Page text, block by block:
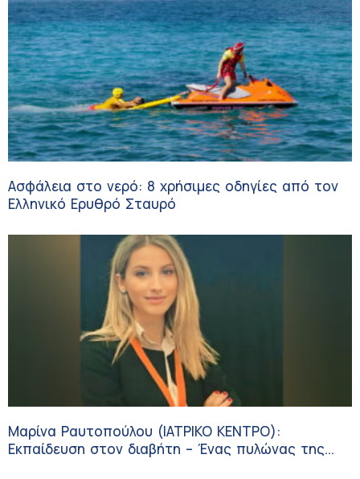
Ασφάλεια στο νερό: 8 χρήσιμες οδηγίες από τον
Ελληνικό Ερυθρό Σταυρό
Μαρίνα Ραυτοπούλου (ΙΑΤΡΙΚΟ ΚΕΝΤΡΟ):
Εκπαίδευση στον διαβήτη – Ένας πυλώνας της